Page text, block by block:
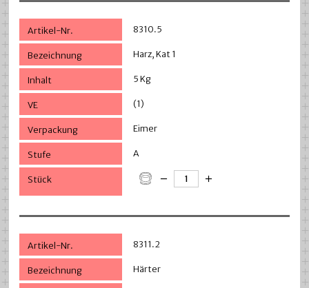
8310.5
Harz, Kat 1
5 Kg
(1)
Eimer
A
8311.2
Härter